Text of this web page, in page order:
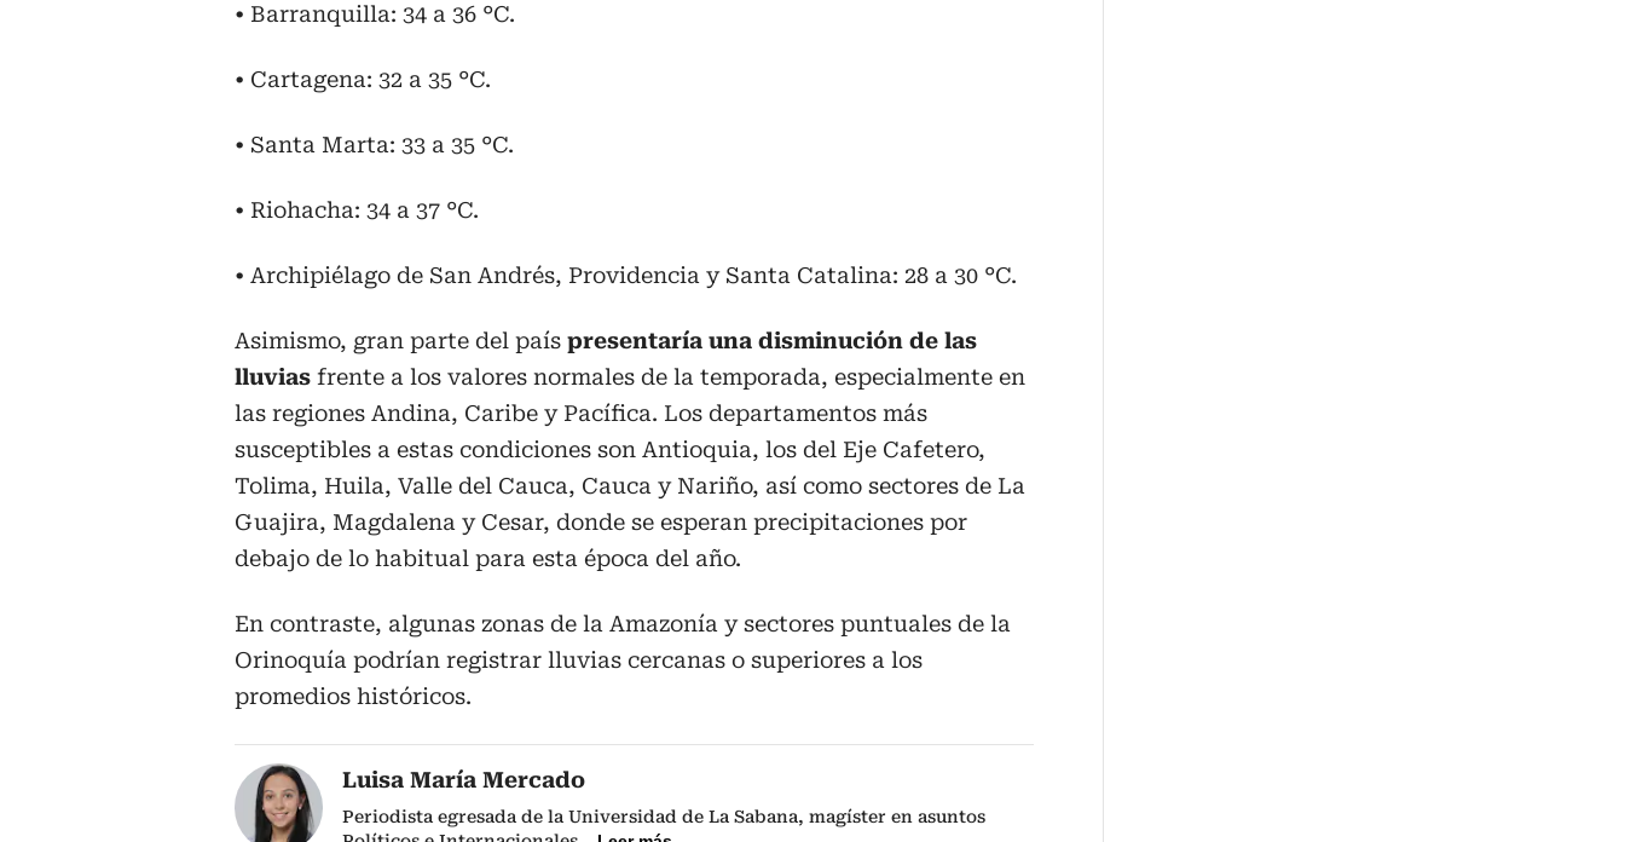
• Barranquilla: 34 a 36 °C.
• Cartagena: 32 a 35 °C.
• Santa Marta: 33 a 35 °C.
• Riohacha: 34 a 37 °C.
• Archipiélago de San Andrés, Providencia y Santa Catalina: 28 a 30 °C.
Asimismo, gran parte del país presentaría una disminución de las
lluvias frente a los valores normales de la temporada, especialmente en
las regiones Andina, Caribe y Pacífica. Los departamentos más
susceptibles a estas condiciones son Antioquia, los del Eje Cafetero,
Tolima, Huila, Valle del Cauca, Cauca y Nariño, así como sectores de La
Guajira, Magdalena y Cesar, donde se esperan precipitaciones por
debajo de lo habitual para esta época del año.
En contraste, algunas zonas de la Amazonía y sectores puntuales de la
Orinoquía podrían registrar lluvias cercanas o superiores a los
promedios históricos.
Luisa María Mercado
Periodista egresada de la Universidad de La Sabana, magíster en asuntos